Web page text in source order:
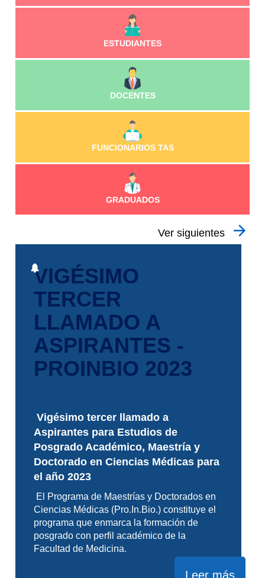
ESTUDIANTES
DOCENTES
FUNCIONARIOS TAS
GRADUADOS
VIGÉSIMO
TERCER
LLAMADO A
ASPIRANTES -
PROINBIO 2023
Vigésimo tercer llamado a
Aspirantes para Estudios de
Posgrado Académico, Maestría y
Doctorado en Ciencias Médicas para
el año 2023
El Programa de Maestrías y Doctorados en
Ciencias Médicas (Pro.In.Bio.) constituye el
programa que enmarca la formación de
posgrado con perfil académico de la
Facultad de Medicina.
Leer más
Ver siguientes